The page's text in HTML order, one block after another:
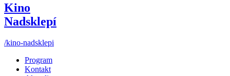
Kino
Nadsklepí
/kino-nadsklepi
Program
Kontakt